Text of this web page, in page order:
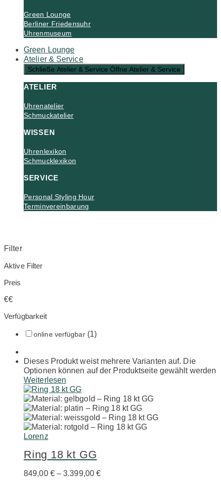
Green Lounge
Berliner Friedensuhr
Uhrenmuseum
Green Lounge
Atelier & Service
Schließe Atelier & Service Öffne Atelier & Service
ATELIER
Uhrenatelier
Schmuckatelier
WISSEN
Uhrenlexikon
Schmucklexikon
SERVICE
Personal Styling Hour
Terminvereinbarung
Filter
Aktive Filter
Preis
€€
Verfügbarkeit
online verfügbar(1)
Dieses Produkt weist mehrere Varianten auf. Die
Optionen können auf der Produktseite gewählt werden
Weiterlesen
Lorenz
Ring 18 kt GG
849,00 €–3.399,00€